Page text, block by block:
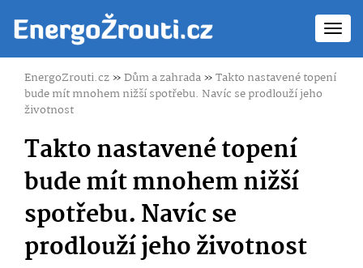
EnergoZrouti.cz»Dům a zahrada»Takto nastavené topení
bude mít mnohem nižší spotřebu. Navíc se prodlouží jeho
životnost
Takto nastavené topení
bude mít mnohem nižší
spotřebu. Navíc se
prodlouží jeho životnost